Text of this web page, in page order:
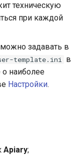
техническую
при каждой
задавать в
template.ini в
наиболее
Настройки.
Apiary;